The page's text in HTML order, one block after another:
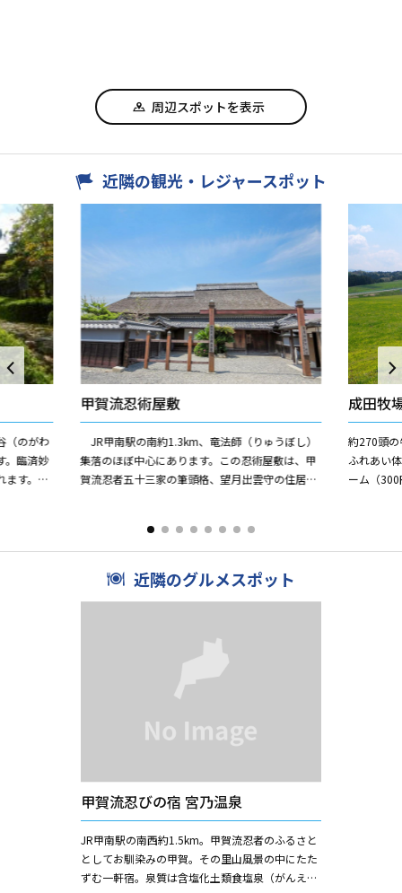
周辺スポットを表示
近隣の観光・レジャースポット
（のがわ
。臨済妙
ます。江
甲賀流忍術屋敷
JR甲南駅の南約1.3km、竜法師（りゅうぼし）
集落のほぼ中心にあります。この忍術屋敷は、甲
賀流忍者五十三家の筆頭格、望月出雲守の住居と
成田牧
約270頭
ふれあい
ーム（
近隣のグルメスポット
甲賀流忍びの宿 宮乃温泉
JR甲南駅の南西約1.5km。甲賀流忍者のふるさと
としてお馴染みの甲賀。その里山風景の中にたた
ずむ一軒宿。泉質は含塩化土類食塩泉（がんえん